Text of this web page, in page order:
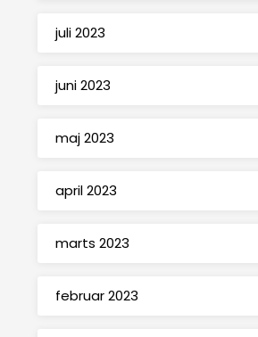
juli 2023
juni 2023
maj 2023
april 2023
marts 2023
februar 2023